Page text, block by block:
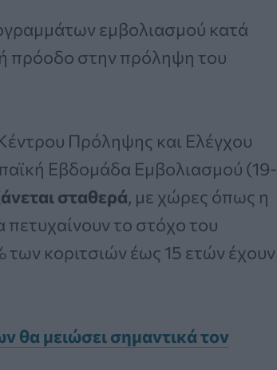
εμβολιασμού κατά
πρόοδο στην πρόληψη του
Πρόληψης και Ελέγχου
Εβδομάδα Εμβολιασμού (19-
σταθερά, με χώρες όπως η
πετυχαίνουν το στόχο του
κοριτσιών έως 15 ετών έχουν
θα μειώσει σημαντικά τον